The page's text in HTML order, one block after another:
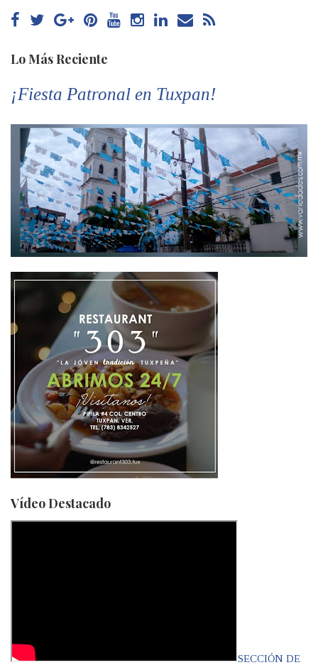
Lo Más Reciente
¡Fiesta Patronal en Tuxpan!
Vídeo Destacado
SECCIÓN DE